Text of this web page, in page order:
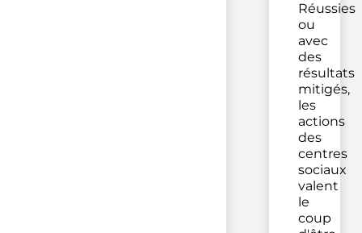
Réussies
ou
avec
des
résultats
mitigés,
les
actions
des
centres
sociaux
valent
le
coup